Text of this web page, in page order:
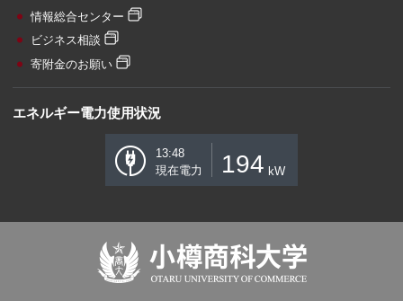
情報総合センター
ビジネス相談
寄附金のお願い
エネルギー電力使用状況
13:48
現在電力
194 kW